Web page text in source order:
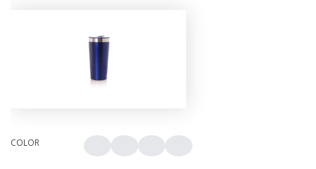
COLOR